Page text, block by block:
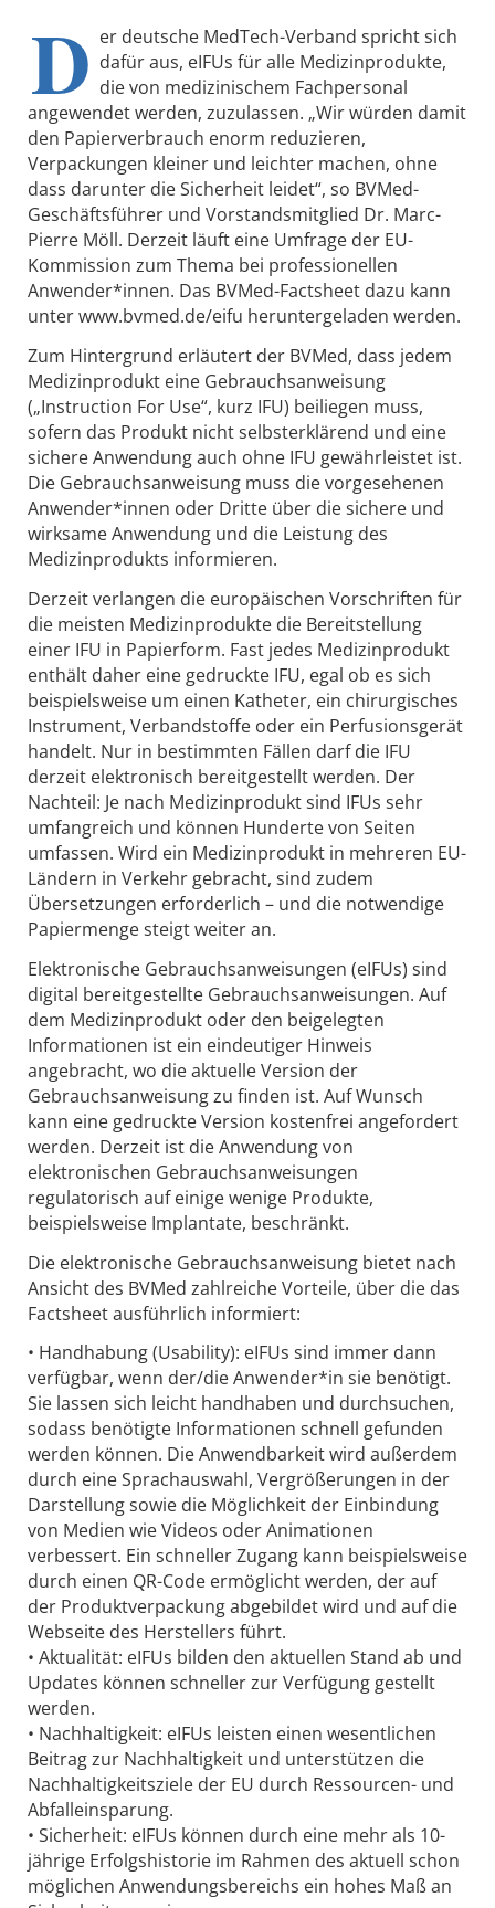
D er deutsche MedTech-Verband spricht sich
dafür aus, eIFUs für alle Medizinprodukte,
die von medizinischem Fachpersonal
angewendet werden, zuzulassen. „Wir würden damit
den Papierverbrauch enorm reduzieren,
Verpackungen kleiner und leichter machen, ohne
dass darunter die Sicherheit leidet“, so BVMed-
Geschäftsführer und Vorstandsmitglied Dr. Marc-
Pierre Möll. Derzeit läuft eine Umfrage der EU-
Kommission zum Thema bei professionellen
Anwender*innen. Das BVMed-Factsheet dazu kann
unter www.bvmed.de/eifu heruntergeladen werden.
Zum Hintergrund erläutert der BVMed, dass jedem
Medizinprodukt eine Gebrauchsanweisung
(„Instruction For Use“, kurz IFU) beiliegen muss,
sofern das Produkt nicht selbsterklärend und eine
sichere Anwendung auch ohne IFU gewährleistet ist.
Die Gebrauchsanweisung muss die vorgesehenen
Anwender*innen oder Dritte über die sichere und
wirksame Anwendung und die Leistung des
Medizinprodukts informieren.
Derzeit verlangen die europäischen Vorschriften für
die meisten Medizinprodukte die Bereitstellung
einer IFU in Papierform. Fast jedes Medizinprodukt
enthält daher eine gedruckte IFU, egal ob es sich
beispielsweise um einen Katheter, ein chirurgisches
Instrument, Verbandstoffe oder ein Perfusionsgerät
handelt. Nur in bestimmten Fällen darf die IFU
derzeit elektronisch bereitgestellt werden. Der
Nachteil: Je nach Medizinprodukt sind IFUs sehr
umfangreich und können Hunderte von Seiten
umfassen. Wird ein Medizinprodukt in mehreren EU-
Ländern in Verkehr gebracht, sind zudem
Übersetzungen erforderlich – und die notwendige
Papiermenge steigt weiter an.
Elektronische Gebrauchsanweisungen (eIFUs) sind
digital bereitgestellte Gebrauchsanweisungen. Auf
dem Medizinprodukt oder den beigelegten
Informationen ist ein eindeutiger Hinweis
angebracht, wo die aktuelle Version der
Gebrauchsanweisung zu finden ist. Auf Wunsch
kann eine gedruckte Version kostenfrei angefordert
werden. Derzeit ist die Anwendung von
elektronischen Gebrauchsanweisungen
regulatorisch auf einige wenige Produkte,
beispielsweise Implantate, beschränkt.
Die elektronische Gebrauchsanweisung bietet nach
Ansicht des BVMed zahlreiche Vorteile, über die das
Factsheet ausführlich informiert:
• Handhabung (Usability): eIFUs sind immer dann
verfügbar, wenn der/die Anwender*in sie benötigt.
Sie lassen sich leicht handhaben und durchsuchen,
sodass benötigte Informationen schnell gefunden
werden können. Die Anwendbarkeit wird außerdem
durch eine Sprachauswahl, Vergrößerungen in der
Darstellung sowie die Möglichkeit der Einbindung
von Medien wie Videos oder Animationen
verbessert. Ein schneller Zugang kann beispielsweise
durch einen QR-Code ermöglicht werden, der auf
der Produktverpackung abgebildet wird und auf die
Webseite des Herstellers führt.
• Aktualität: eIFUs bilden den aktuellen Stand ab und
Updates können schneller zur Verfügung gestellt
werden.
• Nachhaltigkeit: eIFUs leisten einen wesentlichen
Beitrag zur Nachhaltigkeit und unterstützen die
Nachhaltigkeitsziele der EU durch Ressourcen- und
Abfalleinsparung.
• Sicherheit: eIFUs können durch eine mehr als 10-
jährige Erfolgshistorie im Rahmen des aktuell schon
möglichen Anwendungsbereichs ein hohes Maß an